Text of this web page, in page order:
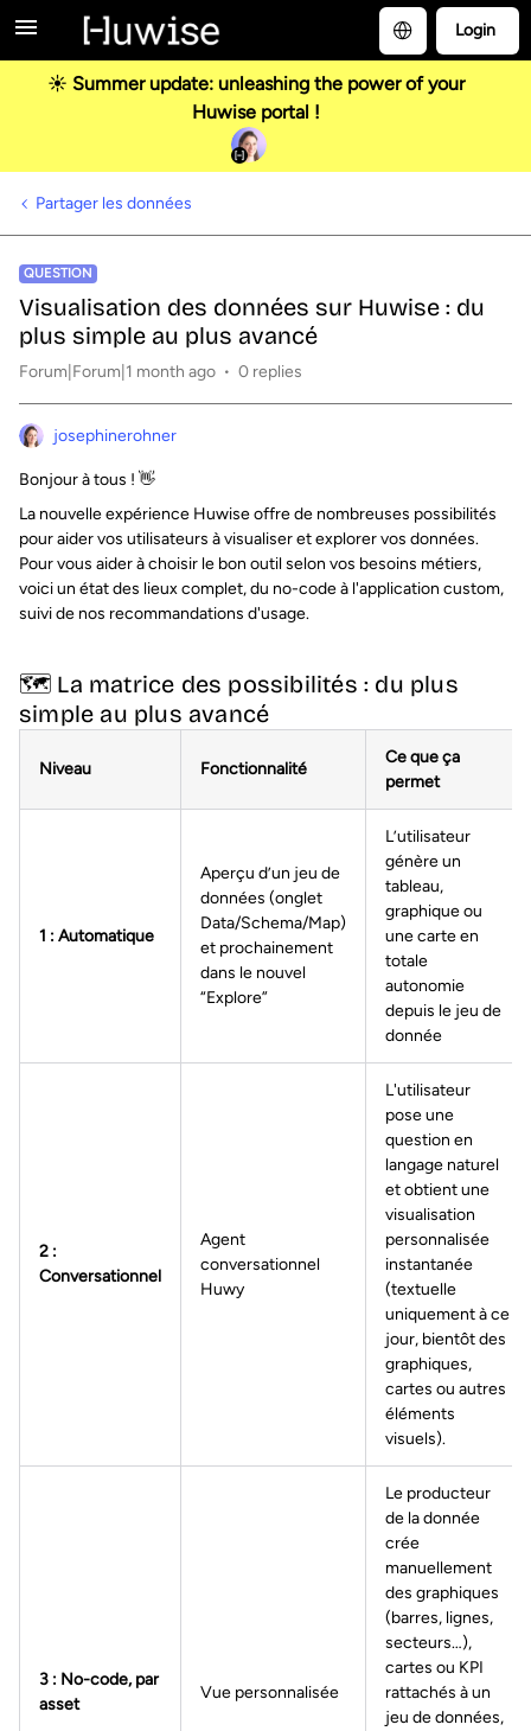
Login
☀️ Summer update: unleashing the power of your
Huwise portal !
Partager les données
QUESTION
Visualisation des données sur Huwise : du
plus simple au plus avancé
Forum|Forum|1 month ago 0 replies
josephinerohner
Bonjour à tous ! 👋
La nouvelle expérience Huwise offre de nombreuses possibilités
pour aider vos utilisateurs à visualiser et explorer vos données.
Pour vous aider à choisir le bon outil selon vos besoins métiers,
voici un état des lieux complet, du no-code à l'application custom,
suivi de nos recommandations d'usage.
🗺️ La matrice des possibilités : du plus
simple au plus avancé
Niveau Fonctionnalité
Ce que ça
permet
1 : Automatique
Aperçu d’un jeu de
données (onglet
Data/Schema/Map)
et prochainement
dans le nouvel
“Explore”
L’utilisateur
génère un
tableau,
graphique ou
une carte en
totale
autonomie
depuis le jeu de
donnée
2 :
Conversationnel
Agent
conversationnel
Huwy
L'utilisateur
pose une
question en
langage naturel
et obtient une
visualisation
personnalisée
instantanée
(textuelle
uniquement à ce
jour, bientôt des
graphiques,
cartes ou autres
éléments
visuels).
3 : No-code, par
asset
Vue personnalisée
Le producteur
de la donnée
crée
manuellement
des graphiques
(barres, lignes,
secteurs…),
cartes ou KPI
rattachés à un
jeu de données,